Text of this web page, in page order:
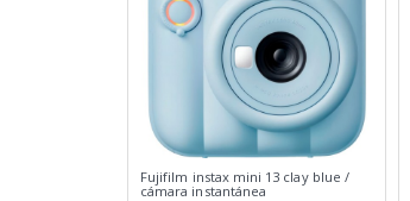
Fujifilm instax mini 13 clay blue /
cámara instantánea